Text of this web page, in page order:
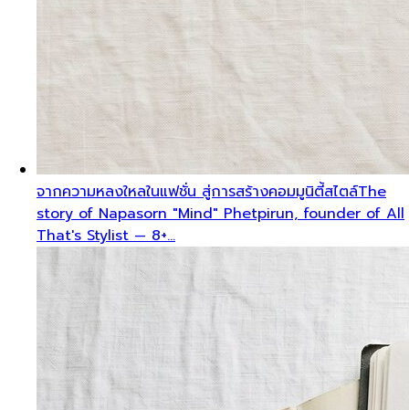
จากความหลงใหลในแฟชั่น สู่การสร้างคอมมูนิตี้สไตล์The
story of Napasorn "Mind" Phetpirun, founder of All
That's Stylist — 8+…